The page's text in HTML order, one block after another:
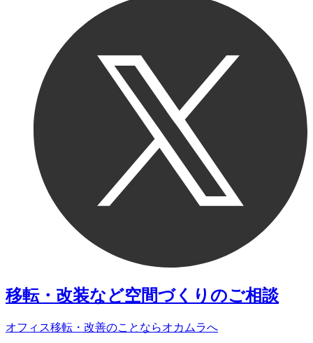
移転・改装など空間づくりのご相談
オフィス移転・改善のことならオカムラへ